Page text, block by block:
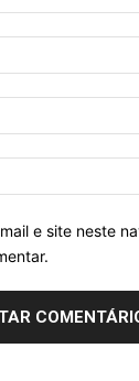
e site neste